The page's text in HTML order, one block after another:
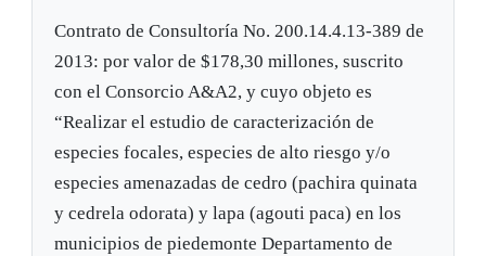
Contrato de Consultoría No. 200.14.4.13-389 de
2013: por valor de $178,30 millones, suscrito
con el Consorcio A&A2, y cuyo objeto es
“Realizar el estudio de caracterización de
especies focales, especies de alto riesgo y/o
especies amenazadas de cedro (pachira quinata
y cedrela odorata) y lapa (agouti paca) en los
municipios de piedemonte Departamento de